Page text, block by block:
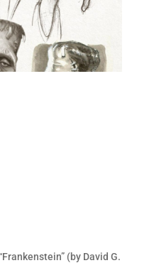
(by David G.